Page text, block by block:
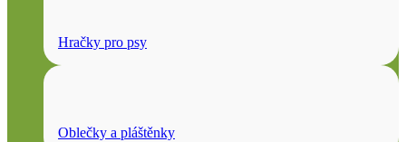
Hračky pro psy
Oblečky a pláštěnky